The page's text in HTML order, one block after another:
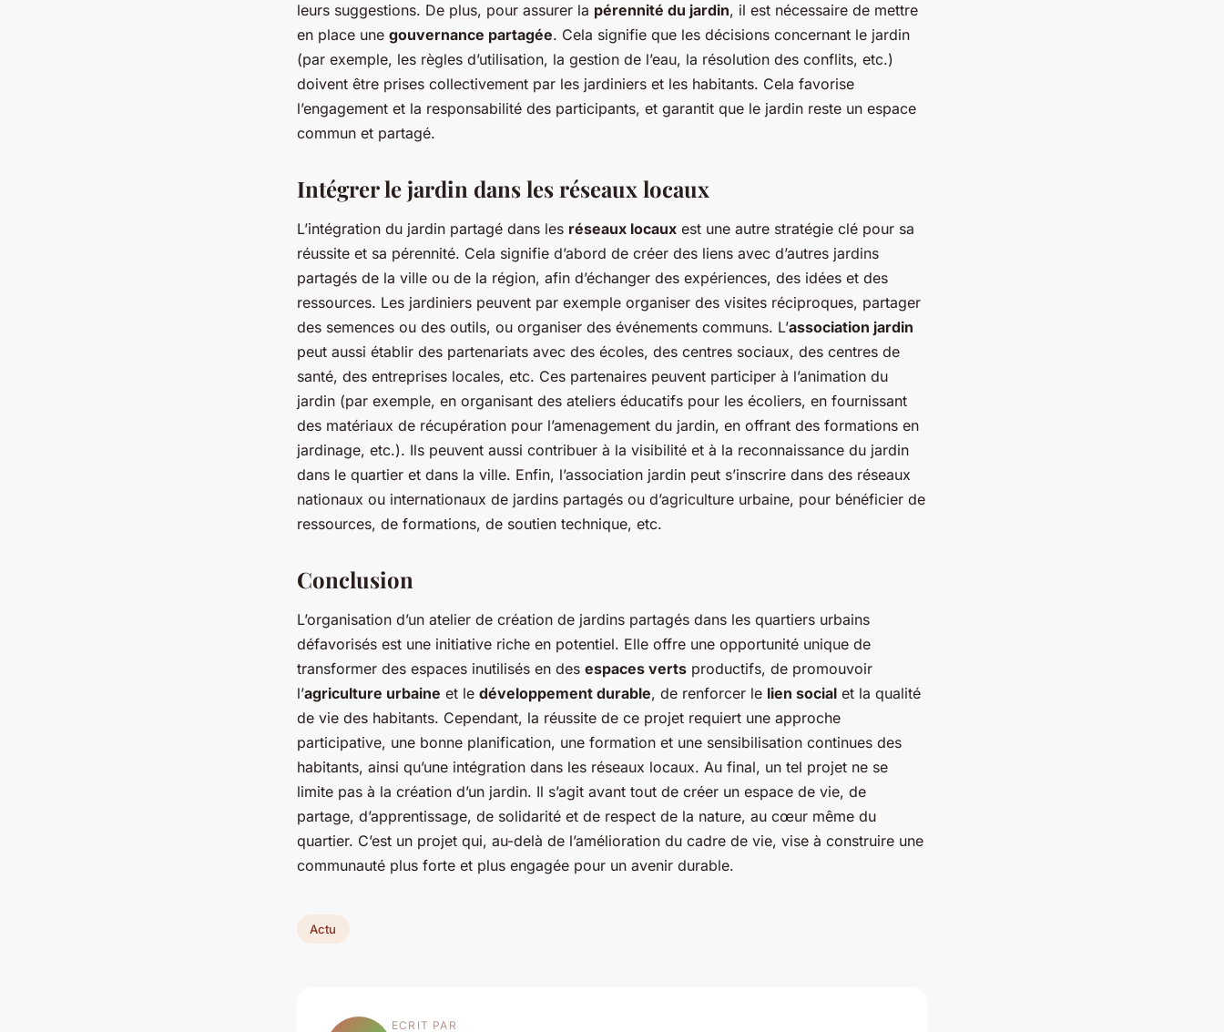
leurs suggestions. De plus, pour assurer la pérennité du jardin, il est nécessaire de mettre
en place une gouvernance partagée. Cela signifie que les décisions concernant le jardin
(par exemple, les règles d’utilisation, la gestion de l’eau, la résolution des conflits, etc.)
doivent être prises collectivement par les jardiniers et les habitants. Cela favorise
l’engagement et la responsabilité des participants, et garantit que le jardin reste un espace
commun et partagé.
Intégrer le jardin dans les réseaux locaux
L’intégration du jardin partagé dans les réseaux locaux est une autre stratégie clé pour sa
réussite et sa pérennité. Cela signifie d’abord de créer des liens avec d’autres jardins
partagés de la ville ou de la région, afin d’échanger des expériences, des idées et des
ressources. Les jardiniers peuvent par exemple organiser des visites réciproques, partager
des semences ou des outils, ou organiser des événements communs. L’association jardin
peut aussi établir des partenariats avec des écoles, des centres sociaux, des centres de
santé, des entreprises locales, etc. Ces partenaires peuvent participer à l’animation du
jardin (par exemple, en organisant des ateliers éducatifs pour les écoliers, en fournissant
des matériaux de récupération pour l’amenagement du jardin, en offrant des formations en
jardinage, etc.). Ils peuvent aussi contribuer à la visibilité et à la reconnaissance du jardin
dans le quartier et dans la ville. Enfin, l’association jardin peut s’inscrire dans des réseaux
nationaux ou internationaux de jardins partagés ou d’agriculture urbaine, pour bénéficier de
ressources, de formations, de soutien technique, etc.
Conclusion
L’organisation d’un atelier de création de jardins partagés dans les quartiers urbains
défavorisés est une initiative riche en potentiel. Elle offre une opportunité unique de
transformer des espaces inutilisés en des espaces verts productifs, de promouvoir
l’agriculture urbaine et le développement durable, de renforcer le lien social et la qualité
de vie des habitants. Cependant, la réussite de ce projet requiert une approche
participative, une bonne planification, une formation et une sensibilisation continues des
habitants, ainsi qu’une intégration dans les réseaux locaux. Au final, un tel projet ne se
limite pas à la création d’un jardin. Il s’agit avant tout de créer un espace de vie, de
partage, d’apprentissage, de solidarité et de respect de la nature, au cœur même du
quartier. C’est un projet qui, au-delà de l’amélioration du cadre de vie, vise à construire une
communauté plus forte et plus engagée pour un avenir durable.
Actu
ECRIT PAR